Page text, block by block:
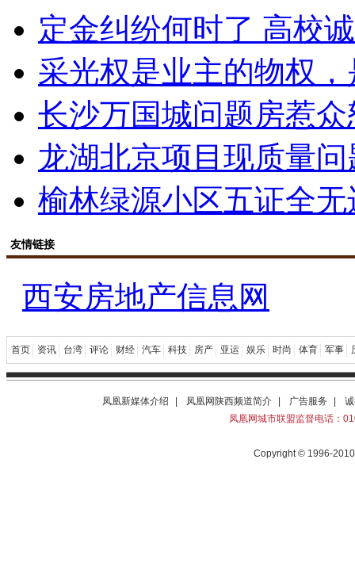
定金纠纷何时了 高校
采光权是业主的物权
长沙万国城问题房惹
龙湖北京项目现质量
榆林绿源小区五证全
友情链接
西安房地产信息网
首页 资讯 台湾 评论 财经 汽车 科技 房产 亚运 娱乐 时尚 体育 军事
凤凰新媒体介绍 | 凤凰网陕西频道简介 | 广告服务 |
凤凰网城市联盟监督电话：
Copyright © 1996-